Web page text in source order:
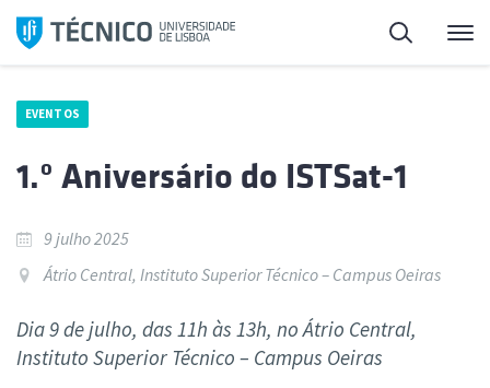
Saltar
para
Pesquisa
EVENTOS
1.º Aniversário do ISTSat-1
9 julho 2025
Átrio Central, Instituto Superior Técnico – Campus Oeiras
Dia 9 de julho, das 11h às 13h, no Átrio Central,
Instituto Superior Técnico – Campus Oeiras